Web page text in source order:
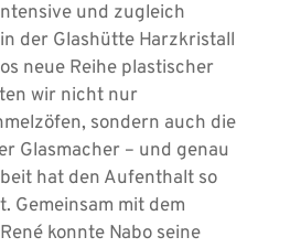
und zugleich
der Glashütte Harzkristall
neue Reihe plastischer
wir nicht nur
sondern auch die
Glasmacher – und genau
hat den Aufenthalt so
Gemeinsam mit dem
konnte Nabo seine